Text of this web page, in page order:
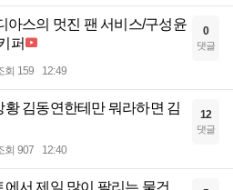
아스의 멋진 팬 서비스/구성윤
퍼
회 159 12:49
0
댓글
황 김동연한테만 뭐라하면 김
회 907 12:40
12
댓글
에서 제일 많이 팔리는 물건